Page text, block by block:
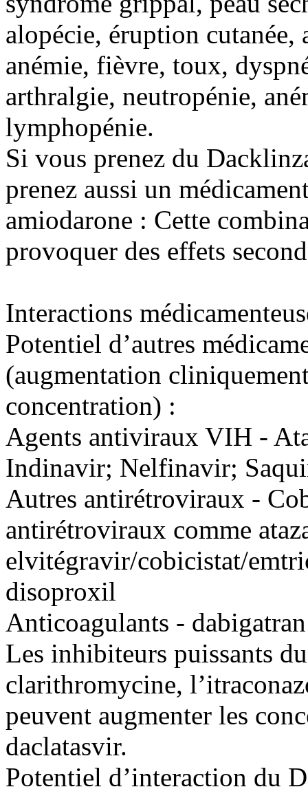
alopécie, éruption
anémie, fièvre, toux,
arthralgie, neutropénie,
lymphopénie.
Si vous prenez du
prenez aussi un
amiodarone : Cette
provoquer des effets
Interactions
Potentiel d’autres
(augmentation
concentration) :
Agents antiviraux VIH -
Indinavir; Nelfinavir;
Autres antirétroviraux -
antirétroviraux comme
elvitégravir/cobicistat/
disoproxil
Anticoagulants -
Les inhibiteurs puissants
clarithromycine,
peuvent augmenter les
daclatasvir.
Potentiel d’interaction du